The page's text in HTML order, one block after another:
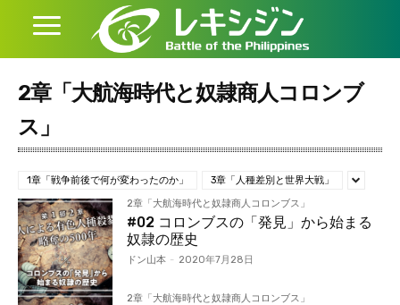
2章「大航海時代と奴隷商人コロンブ
ス」
1章「戦争前後で何が変わったのか」
3章「人種差別と世界大戦」
2章「大航海時代と奴隷商人コロンブス」
#02 コロンブスの「発見」から始まる
奴隷の歴史
ドン山本 - 2020年7月28日
2章「大航海時代と奴隷商人コロンブス」